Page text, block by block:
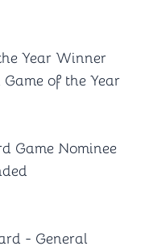
Year Winner
of the Year
Game Nominee
- General